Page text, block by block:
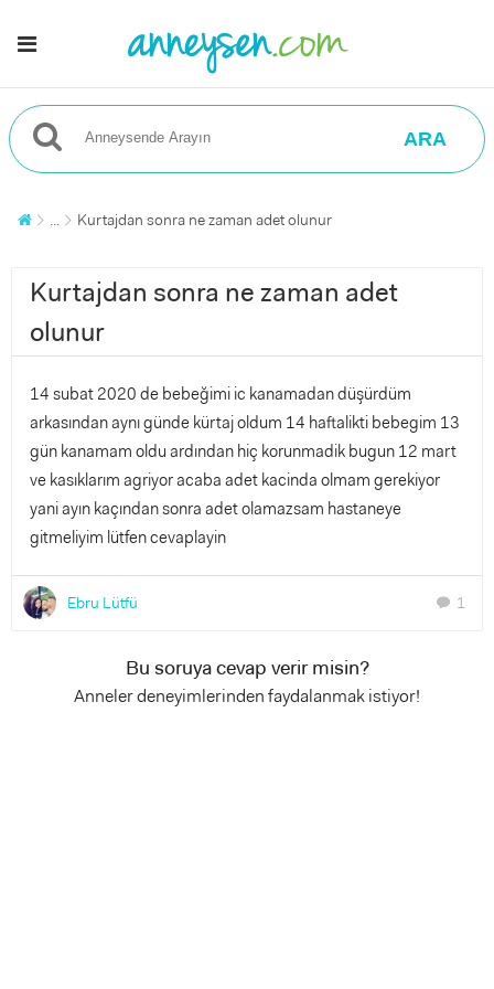
ARA
... Kurtajdan sonra ne zaman adet olunur
Kurtajdan sonra ne zaman adet
olunur
14 subat 2020 de bebeğimi ic kanamadan düşürdüm
arkasından aynı günde kürtaj oldum 14 haftalikti bebegim 13
gün kanamam oldu ardından hiç korunmadik bugun 12 mart
ve kasıklarım agriyor acaba adet kacinda olmam gerekiyor
yani ayın kaçından sonra adet olamazsam hastaneye
gitmeliyim lütfen cevaplayin
Ebru Lütfü chat 1
Bu soruya cevap verir misin?
Anneler deneyimlerinden faydalanmak istiyor!